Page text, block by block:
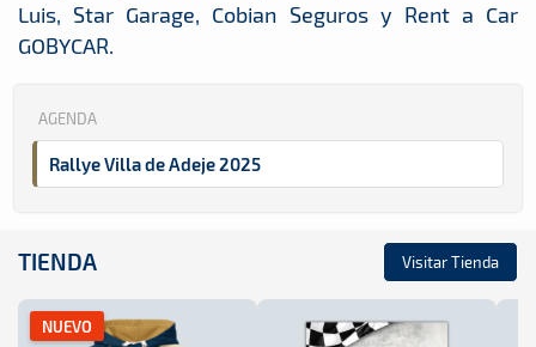
Luis, Star Garage, Cobian Seguros y Rent a Car
GOBYCAR.
AGENDA
Rallye Villa de Adeje 2025
TIENDA Visitar Tienda
NUEVO